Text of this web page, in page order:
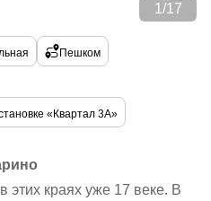
1 /17
Пешком
«Квартал 3А»
этих краях уже 17 веке. В